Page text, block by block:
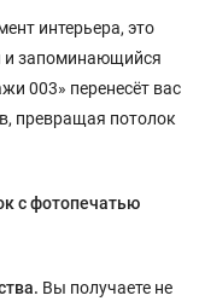
интерьера, это
и запоминающийся
003» перенесёт вас
превращая потолок
с фотопечатью
Вы получаете не